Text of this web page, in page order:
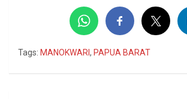
Tags: MANOKWARI, PAPUA BARAT